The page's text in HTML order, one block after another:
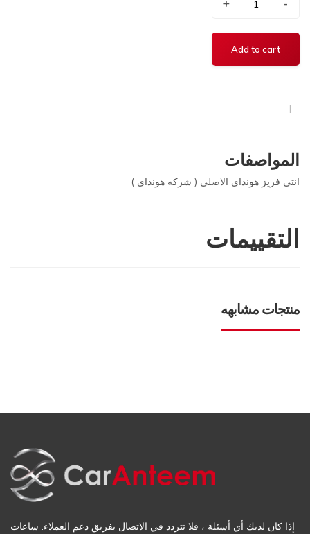
المواصفات
انتي فريز هونداي الاصلي ( شركه هونداي )
التقييمات
منتجات مشابهه
إذا كان لديك أي أسئلة ، فلا تتردد في الاتصال بفريق دعم العملاء. ساعات